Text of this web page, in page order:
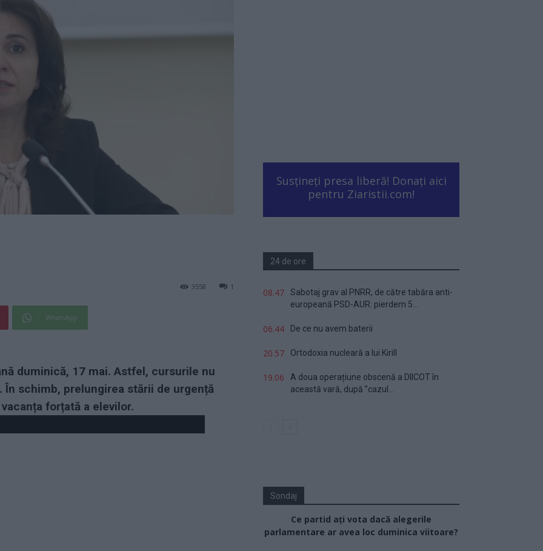
1
3558
WhatsApp
duminică, 17 mai. Astfel, cursurile nu
schimb, prelungirea stării de urgență
forțată a elevilor.
Susțineți presa liberă! Donați aici
pentru Ziaristii.com!
24 de ore
08.47
Sabotaj grav al PNRR, de către tabăra anti-
europeană PSD-AUR: pierdem 5...
06.44 De ce nu avem baterii
20.57 Ortodoxia nucleară a lui Kirill
19.06
A doua operațiune obscenă a DIICOT în
această vară, după ”cazul...
Sondaj
Ce partid ați vota dacă alegerile
parlamentare ar avea loc duminica viitoare?